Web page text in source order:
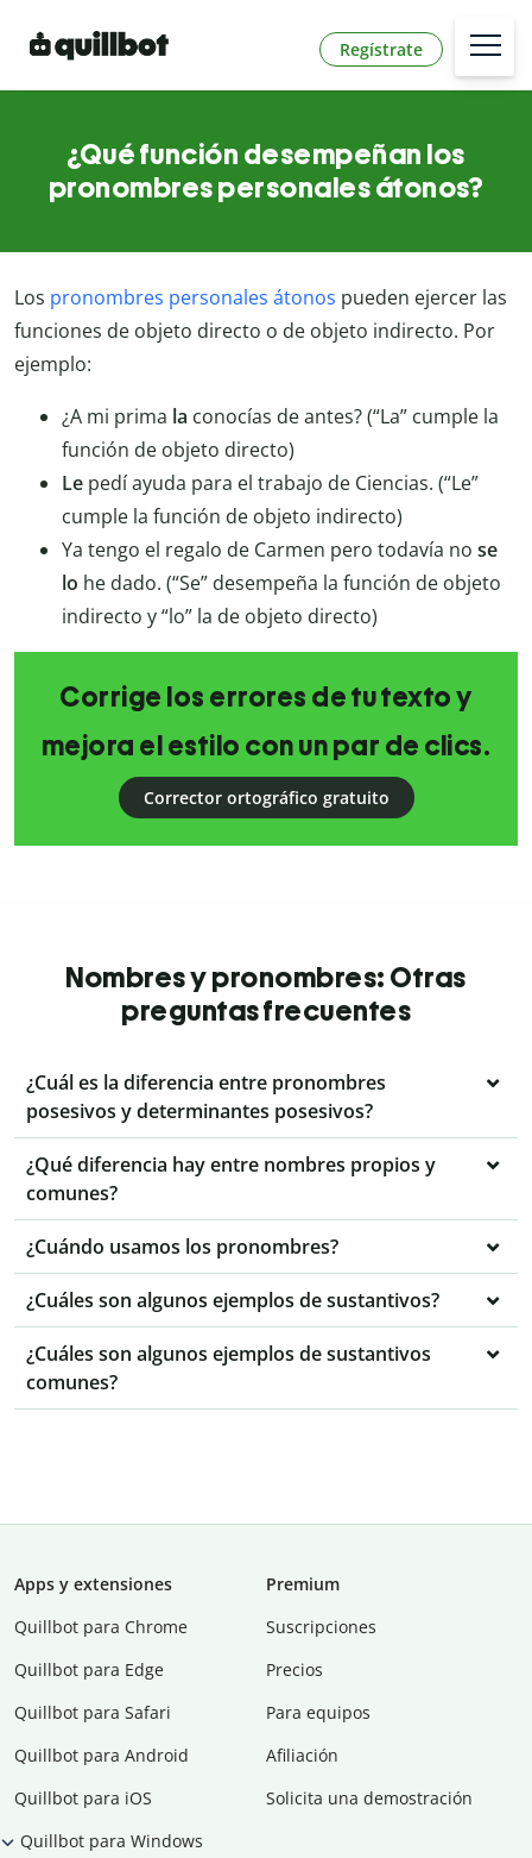
Regístrate
¿Qué función desempeñan los
pronombres personales átonos?
Los pronombres personales átonos pueden ejercer las
funciones de objeto directo o de objeto indirecto. Por
ejemplo:
¿A mi prima la conocías de antes? (“La” cumple la
función de objeto directo)
Le pedí ayuda para el trabajo de Ciencias. (“Le”
cumple la función de objeto indirecto)
Ya tengo el regalo de Carmen pero todavía no se
lo he dado. (“Se” desempeña la función de objeto
indirecto y “lo” la de objeto directo)
Corrige los errores de tu texto y
mejora el estilo con un par de clics.
Corrector ortográfico gratuito
Nombres y pronombres: Otras
preguntas frecuentes
¿Cuál es la diferencia entre pronombres
posesivos y determinantes posesivos?
¿Qué diferencia hay entre nombres propios y
comunes?
¿Cuándo usamos los pronombres?
¿Cuáles son algunos ejemplos de sustantivos?
¿Cuáles son algunos ejemplos de sustantivos
comunes?
Apps y extensiones
Quillbot para Chrome
Quillbot para Edge
Quillbot para Safari
Quillbot para Android
Quillbot para iOS
Quillbot para Windows
Premium
Suscripciones
Precios
Para equipos
Afiliación
Solicita una demostración